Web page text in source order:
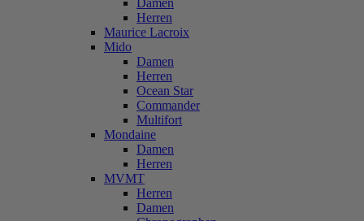
Damen
Herren
Maurice Lacroix
Mido
Damen
Herren
Ocean Star
Commander
Multifort
Mondaine
Damen
Herren
MVMT
Herren
Damen